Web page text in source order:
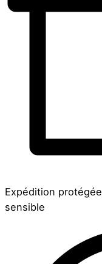
Expédition protégée
sensible